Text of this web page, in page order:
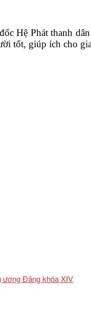
Hệ Phát thanh
tốt, giúp ích cho
ương Đảng khóa XIV